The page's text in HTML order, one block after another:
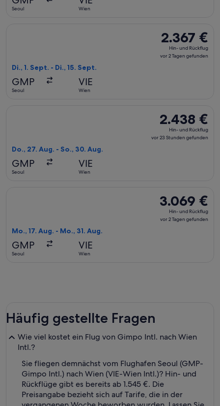
Seoul Wien
2.367 €
Hin-
und
2.367 €
Hin- und Rückflug
vor 2 Tagen gefunden
Di., 1. Sept. - Di., 15. Sept.
GMP
Seoul
VIE
Wien
2.438 €
Hin-
und
2.438 €
Hin- und Rückflug
vor 23 Stunden gefunden
Do., 27. Aug. - So., 30. Aug.
GMP
Seoul
VIE
Wien
3.069 €
Hin-
und
3.069 €
Hin- und Rückflug
vor 2 Tagen gefunden
Mo., 17. Aug. - Mo., 31. Aug.
GMP
Seoul
VIE
Wien
Häufig gestellte Fragen
Wie viel kostet ein Flug von Gimpo Intl. nach Wien
Intl.?
Sie fliegen demnächst vom Flughafen Seoul (GMP-
Gimpo Intl.) nach Wien (VIE-Wien Intl.)? Hin- und
Rückflüge gibt es bereits ab 1.545 €. Die
Preisangabe bezieht sich auf Tarife, die in der